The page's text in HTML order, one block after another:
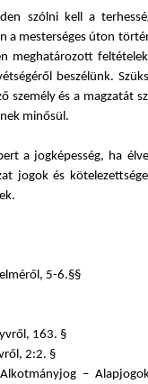
szólni kell a
mesterséges úton
meghatározott
beszélünk.
személy és a magzatát
minősül.
a jogképesség, ha
jogok és
5-6.§§
163. §
2:2. §
–